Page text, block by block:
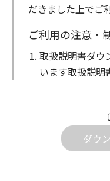
だきました上でご
ご利用の注意・
取扱説明書ダウ
います取扱説明
属します。ダ
個人が本来の
ですが、権利
ダウ